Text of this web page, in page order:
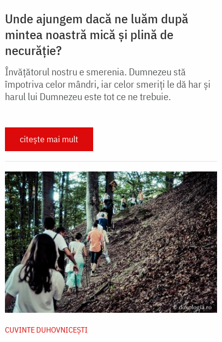
Unde ajungem dacă ne luăm după
mintea noastră mică și plină de
necurăție?
Învățătorul nostru e smerenia. Dumnezeu stă
împotriva celor mândri, iar celor smeriți le dă har și
harul lui Dumnezeu este tot ce ne trebuie.
citește mai mult
CUVINTE DUHOVNICEȘTI